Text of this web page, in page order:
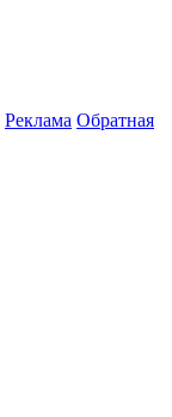
Реклама Обратная